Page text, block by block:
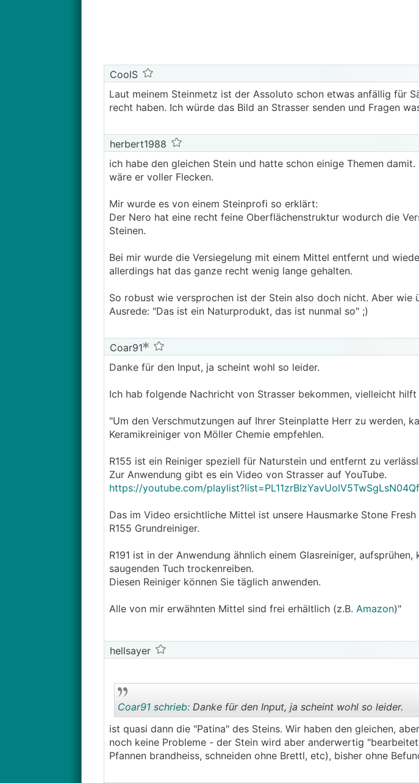
CoolS
Laut meinem Steinmetz ist der Assoluto schon etwas anfällig für
recht haben. Ich würde das Bild an Strasser senden und Fragen
herbert1988
ich habe den gleichen Stein und hatte schon einige Themen
wäre er voller Flecken.
Mir wurde es von einem Steinprofi so erklärt:
Der Nero hat eine recht feine Oberflächenstruktur wodurch die
Steinen.
Bei mir wurde die Versiegelung mit einem Mittel entfernt und
allerdings hat das ganze recht wenig lange gehalten.
So robust wie versprochen ist der Stein also doch nicht. Aber wie
Ausrede: "Das ist ein Naturprodukt, das ist nunmal so" ;)
Coar91
Danke für den Input, ja scheint wohl so leider.
Ich hab folgende Nachricht von Strasser bekommen, vielleicht hilft
"Um den Verschmutzungen auf Ihrer Steinplatte Herr zu werden,
Keramikreiniger von Möller Chemie empfehlen.
R155 ist ein Reiniger speziell für Naturstein und entfernt zu
Zur Anwendung gibt es ein Video von Strasser auf YouTube.
https://youtube.com/
Das im Video ersichtliche Mittel ist unsere Hausmarke Stone
R155 Grundreiniger.
R191 ist in der Anwendung ähnlich einem Glasreiniger,
saugenden Tuch trockenreiben.
Diesen Reiniger können Sie täglich anwenden.
Alle von mir erwähnten Mittel sind frei erhältlich (z.B. Amazon)"
hellsayer
..
Coar91 schrieb:Danke für den Input, ja scheint wohl so leider.
ist quasi dann die "Patina" des Steins. Wir haben den gleichen,
noch keine Probleme - der Stein wird aber anderwertig
Pfannen brandheiss, schneiden ohne Brettl, etc), bisher ohne